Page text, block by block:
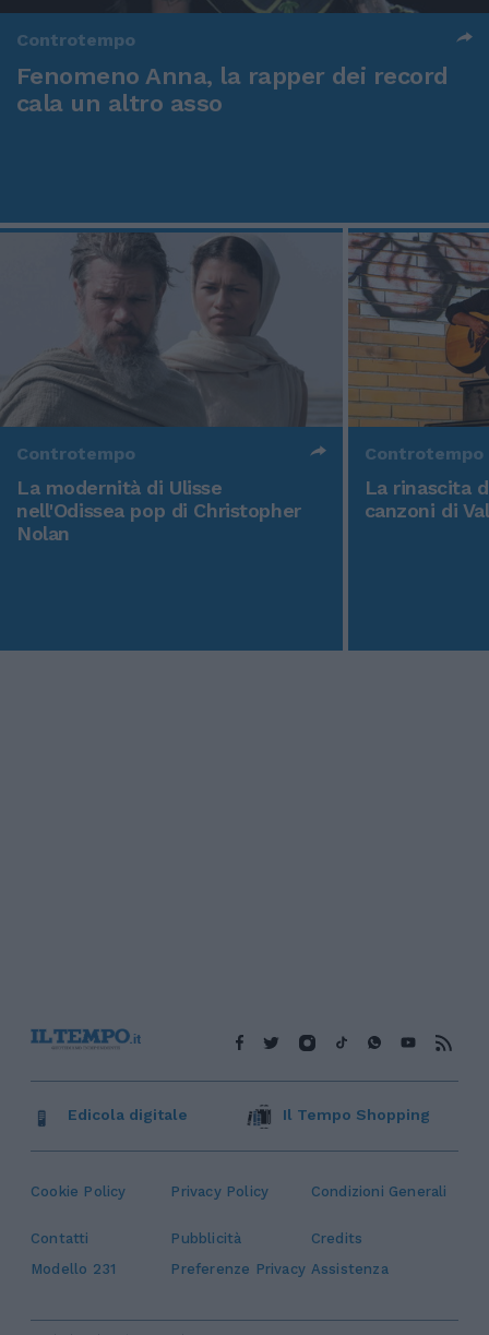
Controtempo
Fenomeno Anna, la rapper dei record
cala un altro asso
Controtempo
La modernità di Ulisse
nell'Odissea pop di Christopher
Nolan
Controtempo
La rinascita
canzoni di
Cookie Policy Privacy Policy Condizioni Generali
Contatti Pubblicità
Credits
Modello 231
Preferenze Privacy Assistenza
Edicola digitale Il Tempo Shopping